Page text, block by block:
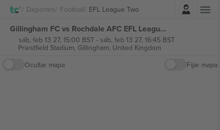
Deportes Football EFL League Two
Iniciar sesión
Gillingham FC vs Rochdale AFC EFL League Two entradas
sáb, feb 13 27, 15:00 BST- sáb, feb 13 27, 16:45 BST
Priestfield Stadium, Gillingham, United Kingdom
Ocultar mapa
Fijar mapa